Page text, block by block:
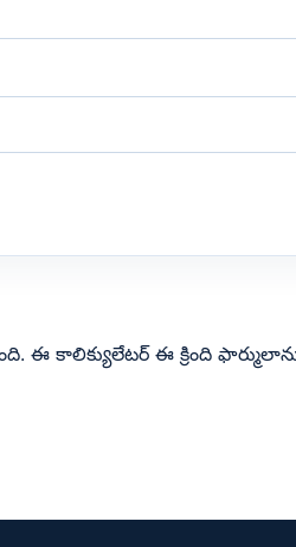
ఈ కాలిక్యులేటర్ ఈ క్రింది